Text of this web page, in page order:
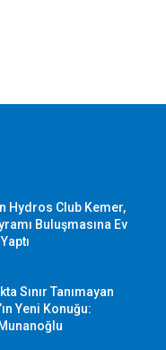
Hydros Club Kemer,
Buluşmasına Ev
Sınır Tanımayan
Yeni Konuğu: